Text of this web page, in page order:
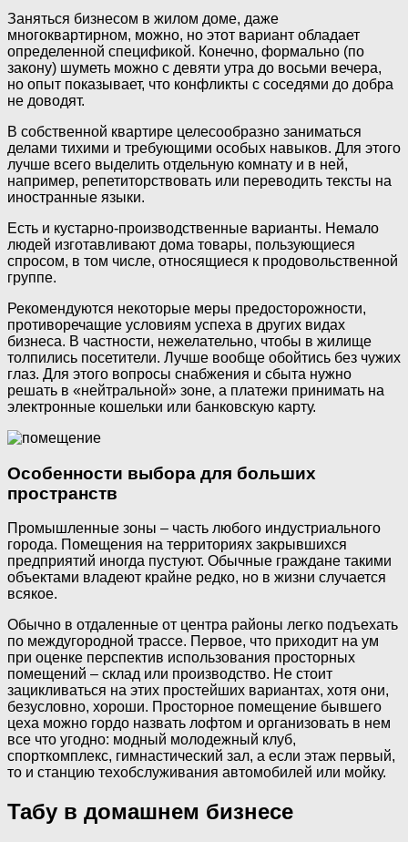
Заняться бизнесом в жилом доме, даже
многоквартирном, можно, но этот вариант обладает
определенной спецификой. Конечно, формально (по
закону) шуметь можно с девяти утра до восьми вечера,
но опыт показывает, что конфликты с соседями до добра
не доводят.
В собственной квартире целесообразно заниматься
делами тихими и требующими особых навыков. Для этого
лучше всего выделить отдельную комнату и в ней,
например, репетиторствовать или переводить тексты на
иностранные языки.
Есть и кустарно-производственные варианты. Немало
людей изготавливают дома товары, пользующиеся
спросом, в том числе, относящиеся к продовольственной
группе.
Рекомендуются некоторые меры предосторожности,
противоречащие условиям успеха в других видах
бизнеса. В частности, нежелательно, чтобы в жилище
толпились посетители. Лучше вообще обойтись без чужих
глаз. Для этого вопросы снабжения и сбыта нужно
решать в «нейтральной» зоне, а платежи принимать на
электронные кошельки или банковскую карту.
Особенности выбора для больших
пространств
Промышленные зоны – часть любого индустриального
города. Помещения на территориях закрывшихся
предприятий иногда пустуют. Обычные граждане такими
объектами владеют крайне редко, но в жизни случается
всякое.
Обычно в отдаленные от центра районы легко подъехать
по междугородной трассе. Первое, что приходит на ум
при оценке перспектив использования просторных
помещений – склад или производство. Не стоит
зацикливаться на этих простейших вариантах, хотя они,
безусловно, хороши. Просторное помещение бывшего
цеха можно гордо назвать лофтом и организовать в нем
все что угодно: модный молодежный клуб,
спорткомплекс, гимнастический зал, а если этаж первый,
то и станцию техобслуживания автомобилей или мойку.
Табу в домашнем бизнесе